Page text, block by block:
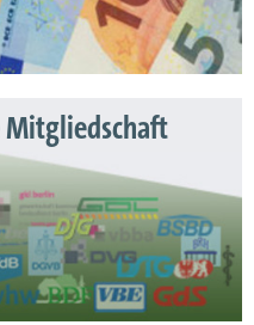
Mitgliedschaft